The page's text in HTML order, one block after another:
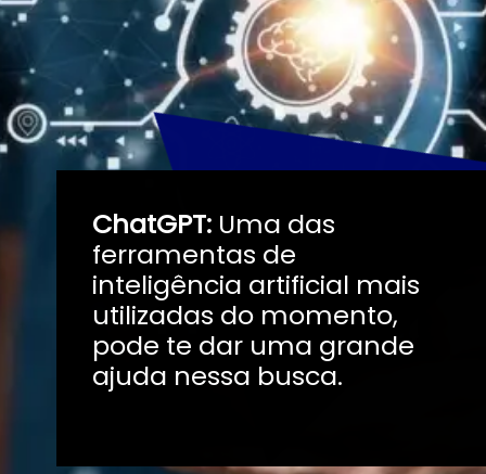
ChatGPT:Uma das
ferramentas de
inteligência artificial mais
utilizadas do momento,
pode te dar uma grande
ajuda nessa busca.